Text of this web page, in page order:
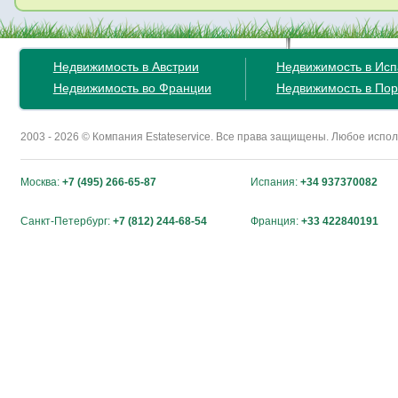
Недвижимость в Австрии
Недвижимость во Франции
Недвижимость в
Недвижимость в
2003 - 2026 © Компания Estateservice. Все права защищены. Любое
Москва: +7 (495) 266-65-87 Испания: +34 937370082
Санкт-Петербург: +7 (812) 244-68-54 Франция: +33 422840191